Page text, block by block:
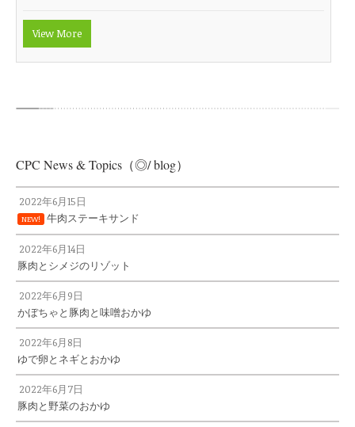
View More
CPC News & Topics（◎/ blog）
2022年6月15日
NEW! 牛肉ステーキサンド
2022年6月14日
豚肉とシメジのリゾット
2022年6月9日
かぼちゃと豚肉と味噌おかゆ
2022年6月8日
ゆで卵とネギとおかゆ
2022年6月7日
豚肉と野菜のおかゆ